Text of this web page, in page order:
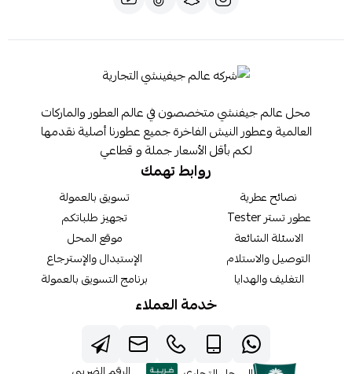
محل عالم جيفنشي متخصصون في عالم العطور والماركات
العالمية وعطور النيش الفاخرة جميع عطورنا أصلية نقدمها
لكم بأقل الأسعار جملة و قطاعي
روابط تهمك
نصائح عطرية
عطور تستر Tester
الاسئلة الشائعة
التوصيل والاستلام
التغليف والهدايا
تسويق بالعمولة
تجهيز طلباتكم
موقع المحل
الإستبدال والإسترجاع
برنامج التسويق بالعمولة
خدمة العملاء